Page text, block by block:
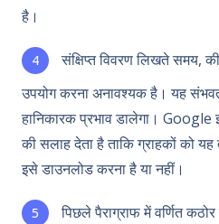
है।
संक्षिप्त विवरण लिखते समय,
उपयोग करना अनावश्यक है। यह
हानिकारक प्रभाव डालेगा। Google
की सलाह देता है ताकि ग्राहकों को
इसे डाउनलोड करना है या नहीं।
पिछले पैराग्राफ में वर्णित